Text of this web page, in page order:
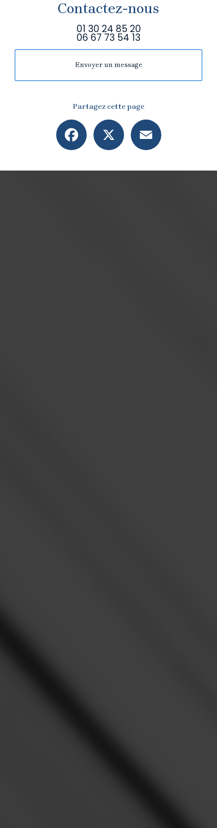
Contactez-nous
01 30 24 85 20
06 67 73 54 13
Envoyer un message
Partagez cette page
Facebook